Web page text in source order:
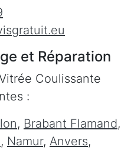
et Réparation
Coulissante
:
, Brabant Flamand,
, Namur, Anvers,